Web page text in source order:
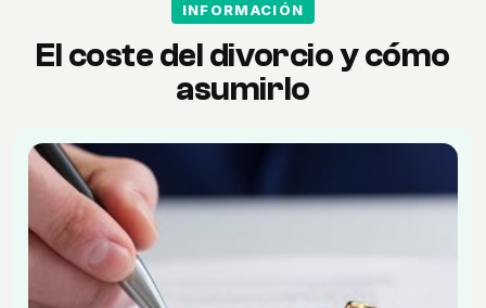
INFORMACIÓN
El coste del divorcio y cómo
asumirlo